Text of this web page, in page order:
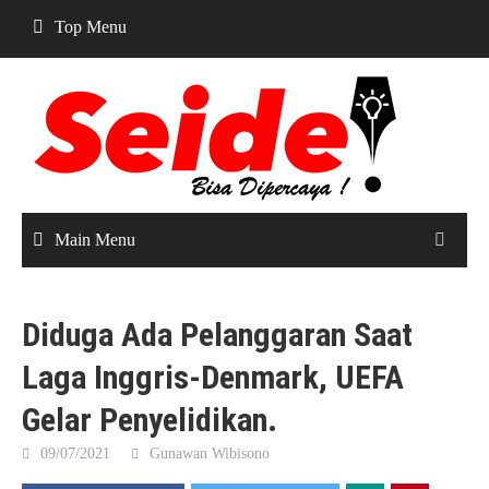
content
Top Menu
Main Menu
Diduga Ada Pelanggaran Saat
Laga Inggris-Denmark, UEFA
Gelar Penyelidikan.
09/07/2021 Gunawan Wibisono